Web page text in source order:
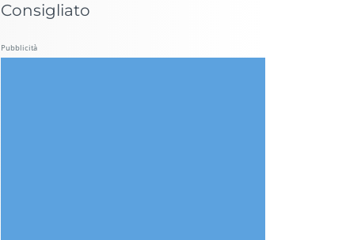
Consigliato
Pubblicità